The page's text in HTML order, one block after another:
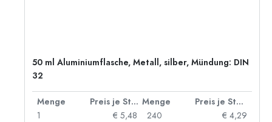
50 ml Aluminiumflasche, Metall, silber, Mündung: DIN
32
Menge Preis je Stück Menge
Preis je Stück
1
€ 5,48
240
€ 4,29